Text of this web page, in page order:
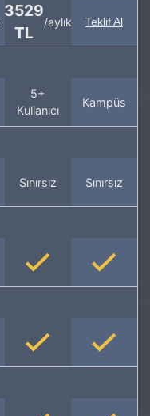
3529
TL
/aylık Teklif Al
5+
Kullanıcı
Kampüs
Sınırsız Sınırsız